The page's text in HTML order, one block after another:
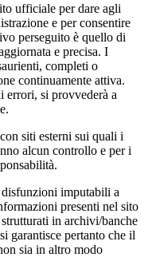
ufficiale per dare agli
e per consentire
perseguito è quello di
e precisa. I
completi o
continuamente attiva.
errori, si provvederà a
siti esterni sui quali i
alcun controllo e per i
imputabili a
presenti nel sito
in archivi/banche
garantisce pertanto che il
sia in altro modo